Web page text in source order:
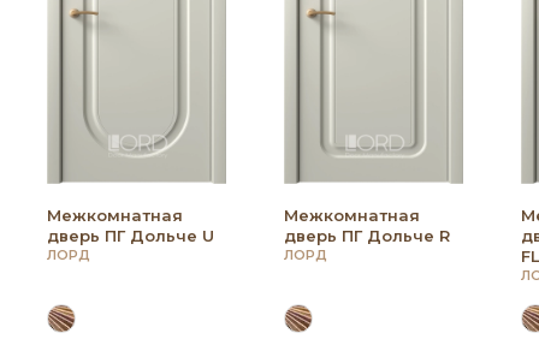
Межкомнатная
дверь ПГ Дольче U
ЛОРД
Межкомнатная
дверь ПГ Дольче R
ЛОРД